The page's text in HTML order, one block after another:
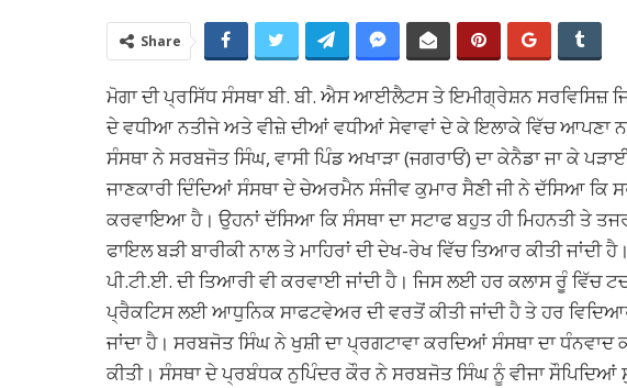
Share
ਮੋਗਾ ਦੀ ਪ੍ਰਸਿੱਧ ਸੰਸਥਾ ਬੀ. ਬੀ. ਐਸ ਆਈਲੈਟਸ ਤੇ ਇਮੀਗ੍ਰੇਸ਼ਨ ਸਰਵਿਸਿਜ਼
ਦੇ ਵਧੀਆ ਨਤੀਜੇ ਅਤੇ ਵੀਜ਼ੇ ਦੀਆਂ ਵਧੀਆਂ ਸੇਵਾਵਾਂ ਦੇ ਕੇ ਇਲਾਕੇ ਵਿੱਚ
ਸੰਸਥਾ ਨੇ ਸਰਬਜੋਤ ਸਿੰਘ, ਵਾਸੀ ਪਿੰਡ ਅਖਾੜਾ (ਜਗਰਾਓਂ) ਦਾ ਕੇਨੈਡਾ ਜਾ ਕੇ
ਜਾਣਕਾਰੀ ਦਿੰਦਿਆਂ ਸੰਸਥਾ ਦੇ ਚੇਅਰਮੈਨ ਸੰਜੀਵ ਕੁਮਾਰ ਸੈਣੀ ਜੀ ਨੇ ਦੱਸਿਆ ਕਿ
ਕਰਵਾਇਆ ਹੈ। ਉਹਨਾਂ ਦੱਸਿਆ ਕਿ ਸੰਸਥਾ ਦਾ ਸਟਾਫ ਬਹੁਤ ਹੀ ਮਿਹਨਤੀ ਤੇ
ਫਾਇਲ ਬੜੀ ਬਾਰੀਕੀ ਨਾਲ ਤੇ ਮਾਹਿਰਾਂ ਦੀ ਦੇਖ-ਰੇਖ ਵਿੱਚ ਤਿਆਰ ਕੀਤੀ
ਪੀ.ਟੀ.ਈ. ਦੀ ਤਿਆਰੀ ਵੀ ਕਰਵਾਈ ਜਾਂਦੀ ਹੈ। ਜਿਸ ਲਈ ਹਰ ਕਲਾਸ ਰੂੰ ਵਿੱਚ
ਪ੍ਰੈਕਟਿਸ ਲਈ ਆਧੁਨਿਕ ਸਾਫਟਵੇਅਰ ਦੀ ਵਰਤੋਂ ਕੀਤੀ ਜਾਂਦੀ ਹੈ ਤੇ ਹਰ
ਜਾਂਦਾ ਹੈ। ਸਰਬਜੋਤ ਸਿੰਘ ਨੇ ਖੁਸ਼ੀ ਦਾ ਪ੍ਰਗਟਾਵਾ ਕਰਦਿਆਂ ਸੰਸਥਾ ਦਾ ਧੰਨਵਾਦ
ਕੀਤੀ। ਸੰਸਥਾ ਦੇ ਪ੍ਰਬੰਧਕ ਨੁਪਿੰਦਰ ਕੌਰ ਨੇ ਸਰਬਜੋਤ ਸਿੰਘ ਨੂੰ ਵੀਜਾ ਸੌਪਿਦਿਆਂ